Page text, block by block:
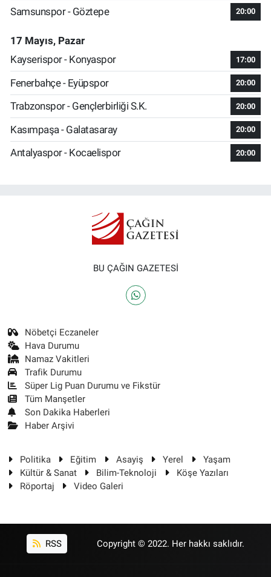
Samsunspor - Göztepe 20:00
17 Mayıs, Pazar
Kayserispor - Konyaspor
17:00
Fenerbahçe - Eyüpspor 20:00
Trabzonspor - Gençlerbirliği S.K. 20:00
Kasımpaşa - Galatasaray 20:00
Antalyaspor - Kocaelispor 20:00
BU ÇAĞIN GAZETESİ
Nöbetçi Eczaneler
Hava Durumu
Namaz Vakitleri
Trafik Durumu
Süper Lig Puan Durumu ve Fikstür
Tüm Manşetler
Son Dakika Haberleri
Haber Arşivi
Politika Eğitim Asayiş Yerel
Yaşam
Kültür & Sanat
Bilim-Teknoloji
Köşe Yazıları
Röportaj
Video Galeri
RSS Copyright © 2022. Her hakkı saklıdır.